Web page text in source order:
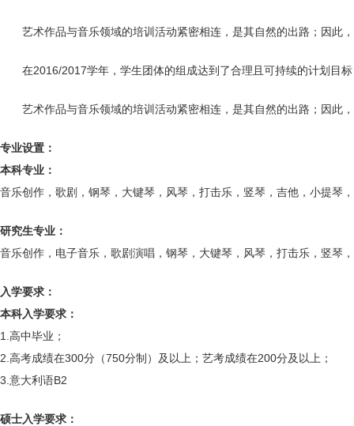
艺术作品与音乐领域的培训活动紧密相连，是其自然的出路；因此，
在2016/2017学年，学生团体的组成达到了合理且可持续的计划目
艺术作品与音乐领域的培训活动紧密相连，是其自然的出路；因此，
专业设置：
本科专业：
音乐创作，歌剧，钢琴，大键琴，风琴，打击乐，竖琴，吉他，小提琴
研究生专业：
音乐创作，电子音乐，歌剧演唱，钢琴，大键琴，风琴，打击乐，竖琴
入学要求：
本科入学要求：
1.高中毕业；
2.高考成绩在300分（750分制）及以上；艺考成绩在200分及以上；
3.意大利语B2
硕士入学要求：